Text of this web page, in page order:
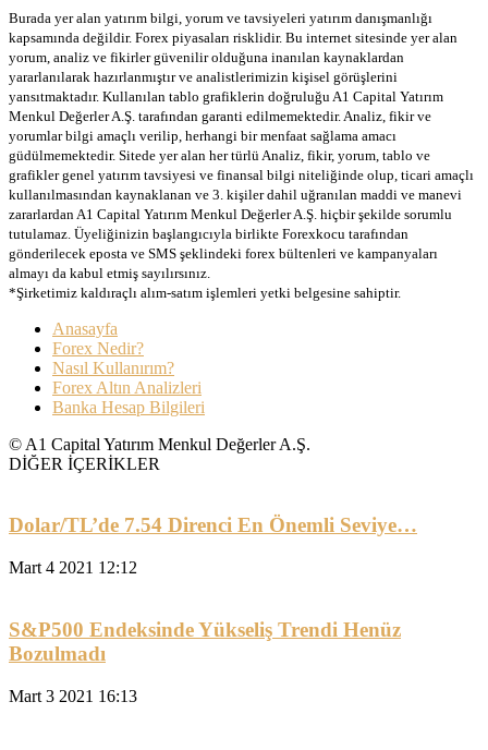
Burada yer alan yatırım bilgi, yorum ve tavsiyeleri yatırım danışmanlığı
kapsamında değildir. Forex piyasaları risklidir. Bu internet sitesinde yer alan
yorum, analiz ve fikirler güvenilir olduğuna inanılan kaynaklardan
yararlanılarak hazırlanmıştır ve analistlerimizin kişisel görüşlerini
yansıtmaktadır. Kullanılan tablo grafiklerin doğruluğu A1 Capital Yatırım
Menkul Değerler A.Ş. tarafından garanti edilmemektedir. Analiz, fikir ve
yorumlar bilgi amaçlı verilip, herhangi bir menfaat sağlama amacı
güdülmemektedir. Sitede yer alan her türlü Analiz, fikir, yorum, tablo ve
grafikler genel yatırım tavsiyesi ve finansal bilgi niteliğinde olup, ticari amaçlı
kullanılmasından kaynaklanan ve 3. kişiler dahil uğranılan maddi ve manevi
zararlardan A1 Capital Yatırım Menkul Değerler A.Ş. hiçbir şekilde sorumlu
tutulamaz. Üyeliğinizin başlangıcıyla birlikte Forexkocu tarafından
gönderilecek eposta ve SMS şeklindeki forex bültenleri ve kampanyaları
almayı da kabul etmiş sayılırsınız.
*Şirketimiz kaldıraçlı alım-satım işlemleri yetki belgesine sahiptir.
Anasayfa
Forex Nedir?
Nasıl Kullanırım?
Forex Altın Analizleri
Banka Hesap Bilgileri
© A1 Capital Yatırım Menkul Değerler A.Ş.
DİĞER İÇERİKLER
Dolar/TL’de 7.54 Direnci En Önemli Seviye…
Mart 4 2021 12:12
S&P500 Endeksinde Yükseliş Trendi Henüz
Bozulmadı
Mart 3 2021 16:13